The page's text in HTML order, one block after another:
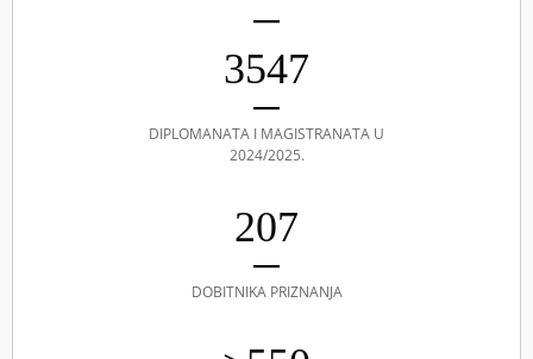
3547
DIPLOMANATA I MAGISTRANATA U
2024/2025.
207
DOBITNIKA PRIZNANJA